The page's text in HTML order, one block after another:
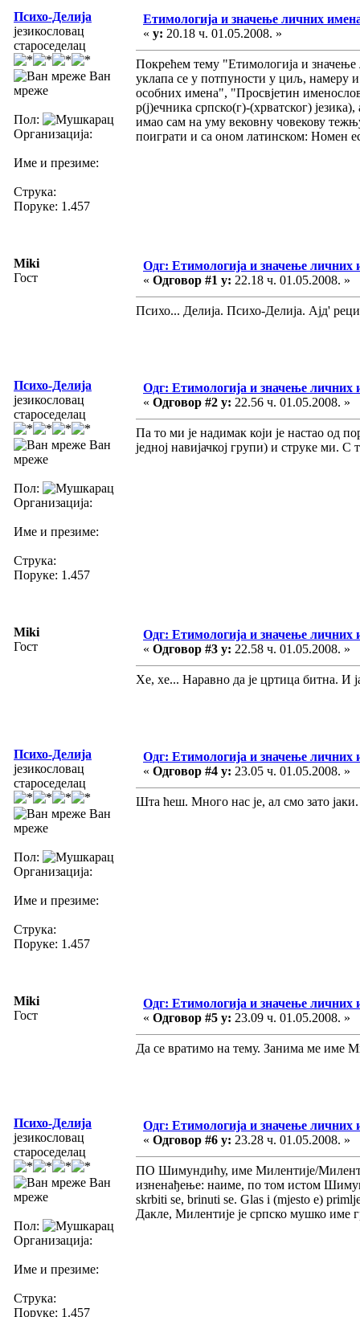
Психо-Делија
језикословац
староседелац
Ван
мреже
Пол:
Организација:
Име и презиме:
Струка:
Поруке: 1.457
Етимологија и значење личних
« у: 20.18 ч. 01.05.2008. »
Покрећем тему "Етимологија и
уклапа се у потпуности у циљ, намеру
особних имена", "Просвјетин
р(ј)ечника српско(г)-(хрватског)
имао сам на уму вековну човекову
поиграти и са оном латинском: Номен
Miki
Гост
Одг: Етимологија и значење личних
« Одговор #1 у: 22.18 ч. 01.05.2008. »
Психо... Делија. Психо-Делија. Ајд'
Психо-Делија
језикословац
староседелац
Ван
мреже
Пол:
Организација:
Име и презиме:
Струка:
Поруке: 1.457
Одг: Етимологија и значење личних
« Одговор #2 у: 22.56 ч. 01.05.2008. »
Па то ми је надимак који је настао од
једној навијачкој групи) и струке ми.
Miki
Гост
Одг: Етимологија и значење личних
« Одговор #3 у: 22.58 ч. 01.05.2008. »
Хе, хе... Наравно да је цртица битна. И
Психо-Делија
језикословац
староседелац
Ван
мреже
Пол:
Организација:
Име и презиме:
Струка:
Поруке: 1.457
Одг: Етимологија и значење личних
« Одговор #4 у: 23.05 ч. 01.05.2008. »
Шта ћеш. Много нас је, ал смо зато
Miki
Гост
Одг: Етимологија и значење личних
« Одговор #5 у: 23.09 ч. 01.05.2008. »
Да се вратимо на тему. Занима ме име
Психо-Делија
језикословац
староседелац
Ван
мреже
Пол:
Организација:
Име и презиме:
Струка:
Поруке: 1.457
Одг: Етимологија и значење личних
« Одговор #6 у: 23.28 ч. 01.05.2008. »
ПО Шимундићу, име Милентије/
изненађење: наиме, по том истом
skrbiti se, brinuti se. Glas i (mjesto e)
Дакле, Милентије је српско мушко име